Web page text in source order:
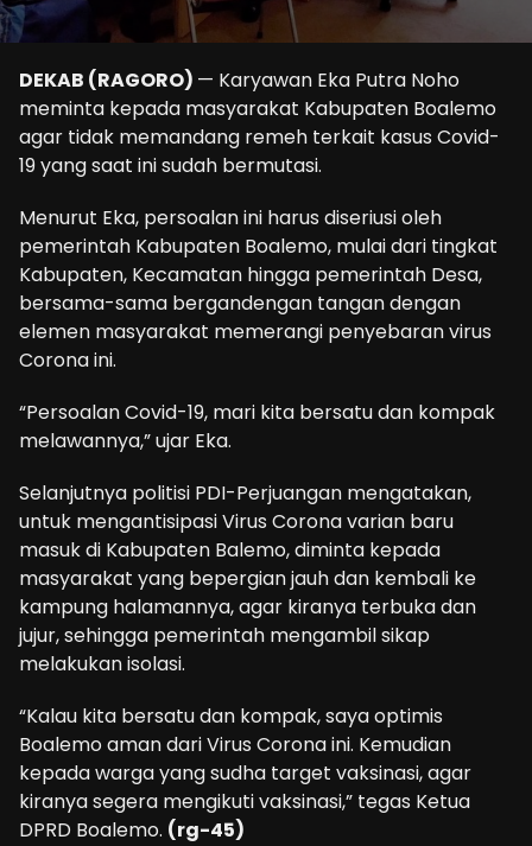
DEKAB (RAGORO) — Karyawan Eka Putra Noho
meminta kepada masyarakat Kabupaten Boalemo
agar tidak memandang remeh terkait kasus Covid-
19 yang saat ini sudah bermutasi.
Menurut Eka, persoalan ini harus diseriusi oleh
pemerintah Kabupaten Boalemo, mulai dari tingkat
Kabupaten, Kecamatan hingga pemerintah Desa,
bersama-sama bergandengan tangan dengan
elemen masyarakat memerangi penyebaran virus
Corona ini.
“Persoalan Covid-19, mari kita bersatu dan kompak
melawannya,” ujar Eka.
Selanjutnya politisi PDI-Perjuangan mengatakan,
untuk mengantisipasi Virus Corona varian baru
masuk di Kabupaten Balemo, diminta kepada
masyarakat yang bepergian jauh dan kembali ke
kampung halamannya, agar kiranya terbuka dan
jujur, sehingga pemerintah mengambil sikap
melakukan isolasi.
“Kalau kita bersatu dan kompak, saya optimis
Boalemo aman dari Virus Corona ini. Kemudian
kepada warga yang sudha target vaksinasi, agar
kiranya segera mengikuti vaksinasi,” tegas Ketua
DPRD Boalemo. (rg-45)